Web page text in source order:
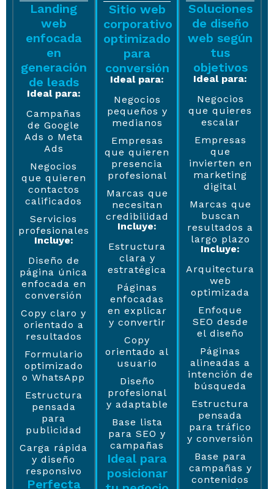
Landing
web
enfocada
en
generación
de leads
Ideal para:
Campañas
de Google
Ads o Meta
Ads
Negocios
que quieren
contactos
calificados
Servicios
profesionales
Incluye:
Diseño de
página única
enfocada en
conversión
Copy claro y
orientado a
resultados
Formulario
optimizado
o WhatsApp
Estructura
pensada
para
publicidad
Carga rápida
y diseño
responsivo
Perfecta
Sitio web
corporativo
optimizado
para
conversión
Ideal para:
Negocios
pequeños y
medianos
Empresas
que quieren
presencia
profesional
Marcas que
necesitan
credibilidad
Incluye:
Estructura
clara y
estratégica
Páginas
enfocadas
en explicar
y convertir
Copy
orientado al
usuario
Diseño
profesional
y adaptable
Base lista
para SEO y
campañas
Ideal para
posicionar
Soluciones
de diseño
web según
tus
objetivos
Ideal para:
Negocios
que quieres
escalar
Empresas
que
invierten en
marketing
digital
Marcas que
buscan
resultados a
largo plazo
Incluye:
Arquitectura
web
optimizada
Enfoque
SEO desde
el diseño
Páginas
alineadas a
intención de
búsqueda
Estructura
pensada
para tráfico
y conversión
Base para
campañas y
contenidos